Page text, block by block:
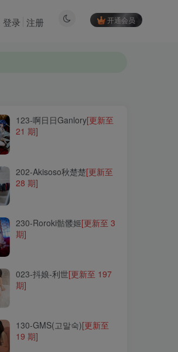
开通会员
登录 注册
230-Roroki骷髅姬
023-抖娘-利世
130-GMS(고말숙)
227-刺青Poi
123-啊日日Ganlory[更新至
21 期]
202-Akisoso秋楚楚[更新至
28 期]
230-Roroki骷髅姬[更新至 3
期]
023-抖娘-利世[更新至 197
期]
130-GMS(고말숙)[更新至
19 期]